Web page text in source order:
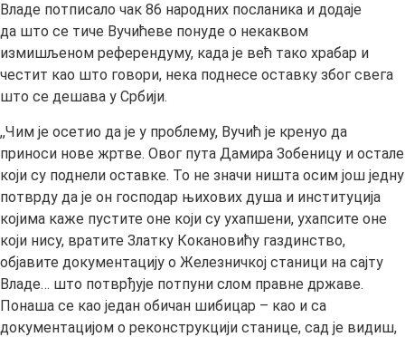
Владе потписало чак 86 народних посланика и додаје
да што се тиче Вучићеве понуде о некаквом
измишљеном референдуму, када је већ тако храбар и
честит као што говори, нека поднесе оставку због свега
што се дешава у Србији.
,,Чим је осетио да је у проблему, Вучић је кренуо да
приноси нове жртве. Овог пута Дамира Зобеницу и остале
који су поднели оставке. То не значи ништа осим још једну
потврду да је он господар њихових душа и институција
којима каже пустите оне који су ухапшени, ухапсите оне
који нису, вратите Златку Кокановићу газдинство,
објавите документацију о Железничкој станици на сајту
Владе… што потврђује потпуни слом правне државе.
Понаша се као један обичан шибицар – као и са
документацијом о реконструкцији станице, сад је видиш,